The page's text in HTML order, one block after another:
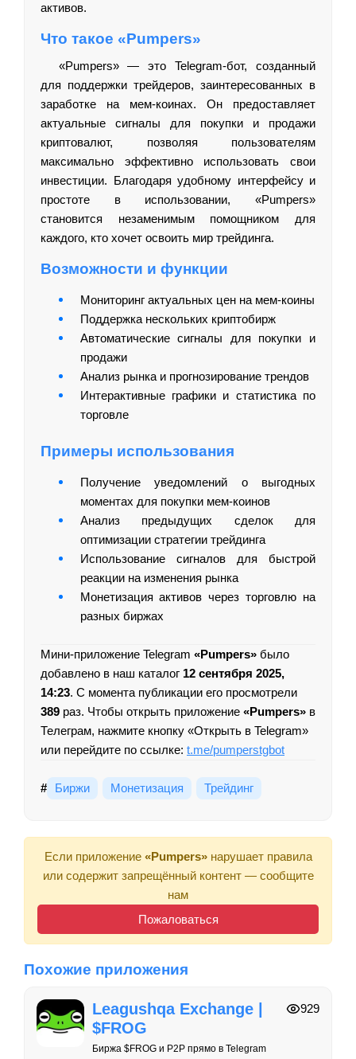
активов.
Что такое «Pumpers»
«Pumpers» — это Telegram-бот, созданный
для поддержки трейдеров, заинтересованных в
заработке на мем-коинах. Он предоставляет
актуальные сигналы для покупки и продажи
криптовалют, позволяя пользователям
максимально эффективно использовать свои
инвестиции. Благодаря удобному интерфейсу и
простоте в использовании, «Pumpers»
становится незаменимым помощником для
каждого, кто хочет освоить мир трейдинга.
Возможности и функции
Мониторинг актуальных цен на мем-коины
Поддержка нескольких криптобирж
Автоматические сигналы для покупки и
продажи
Анализ рынка и прогнозирование трендов
Интерактивные графики и статистика по
торговле
Примеры использования
Получение уведомлений о выгодных
моментах для покупки мем-коинов
Анализ предыдущих сделок для
оптимизации стратегии трейдинга
Использование сигналов для быстрой
реакции на изменения рынка
Монетизация активов через торговлю на
разных биржах
Мини-приложение Telegram «Pumpers» было
добавлено в наш каталог 12 сентября 2025,
14:23. С момента публикации его просмотрели
389 раз. Чтобы открыть приложение «Pumpers» в
Телеграм, нажмите кнопку «Открыть в Telegram»
или перейдите по ссылке: t.me/pumperstgbot
# Биржи Монетизация Трейдинг
Если приложение «Pumpers»нарушает правила
или содержит запрещённый контент — сообщите
нам
Пожаловаться
Похожие приложения
Leagushqa Exchange |
$FROG
Биржа $FROG и P2P прямо в Telegram
929